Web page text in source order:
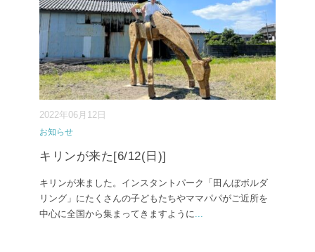
2022年06月12日
お知らせ
キリンが来た[6/12(日)]
キリンが来ました。インスタントパーク「田んぼボルダ
リング」にたくさんの子どもたちやママパパがご近所を
中心に全国から集まってきますように...